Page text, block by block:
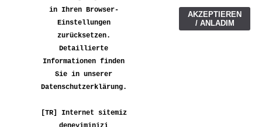
Meyve Sevilmez Mi Ağabey?
Hayatı Seveceksiniz
in Ihren Browser-
Einstellungen
zurücksetzen.
Detaillierte
Informationen finden
Sie in unserer
Datenschutzerklärung.
[TR] Internet sitemiz
AKZEPTIEREN
/ ANLADIM